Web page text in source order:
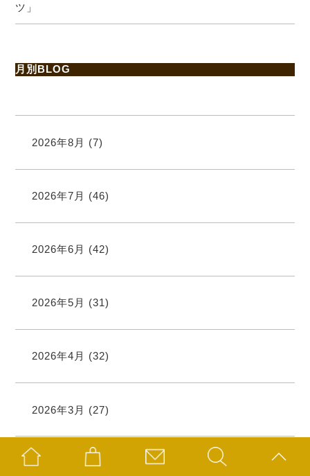
ツ」
月別BLOG
2026年8月 (7)
2026年7月 (46)
2026年6月 (42)
2026年5月 (31)
2026年4月 (32)
2026年3月 (27)
2026年2月(35)